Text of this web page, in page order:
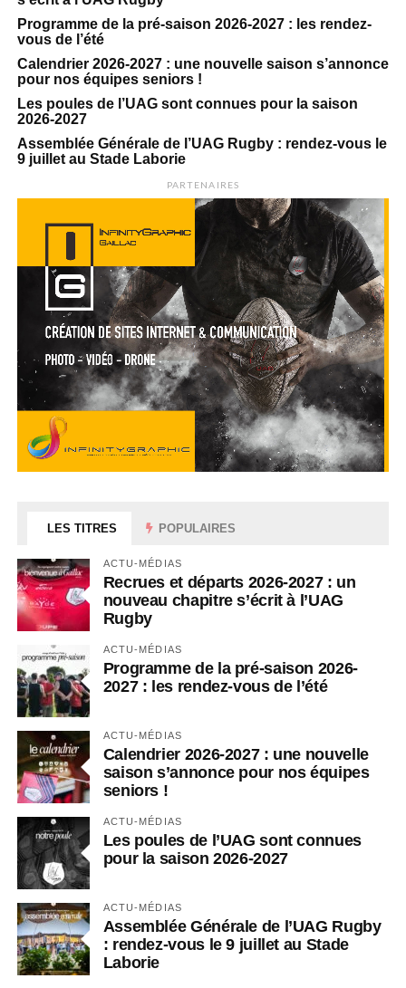
Programme de la pré-saison 2026-2027 : les rendez-
vous de l’été
Calendrier 2026-2027 : une nouvelle saison s’annonce
pour nos équipes seniors !
Les poules de l’UAG sont connues pour la saison
2026-2027
Assemblée Générale de l’UAG Rugby : rendez-vous le
9 juillet au Stade Laborie
PARTENAIRES
LES TITRES POPULAIRES
ACTU-MÉDIAS
Recrues et départs 2026-2027 : un
nouveau chapitre s’écrit à l’UAG
Rugby
ACTU-MÉDIAS
Programme de la pré-saison 2026-
2027 : les rendez-vous de l’été
ACTU-MÉDIAS
Calendrier 2026-2027 : une nouvelle
saison s’annonce pour nos équipes
seniors !
ACTU-MÉDIAS
Les poules de l’UAG sont connues
pour la saison 2026-2027
ACTU-MÉDIAS
Assemblée Générale de l’UAG Rugby
: rendez-vous le 9 juillet au Stade
Laborie